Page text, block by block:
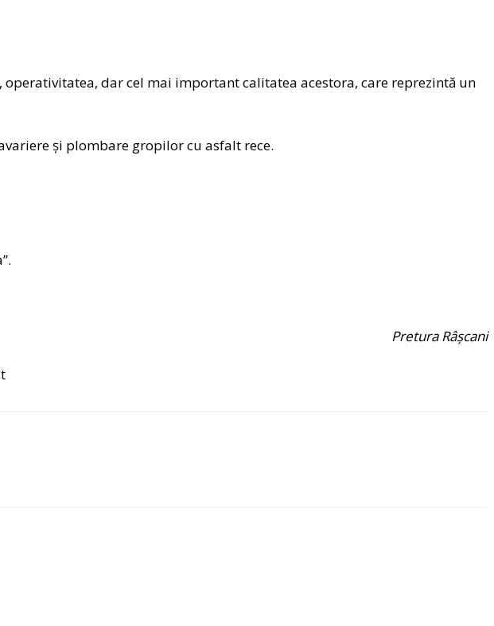
dar cel mai important calitatea acestora, care reprezintă un
și plombare gropilor cu asfalt rece.
Pretura Râșcani